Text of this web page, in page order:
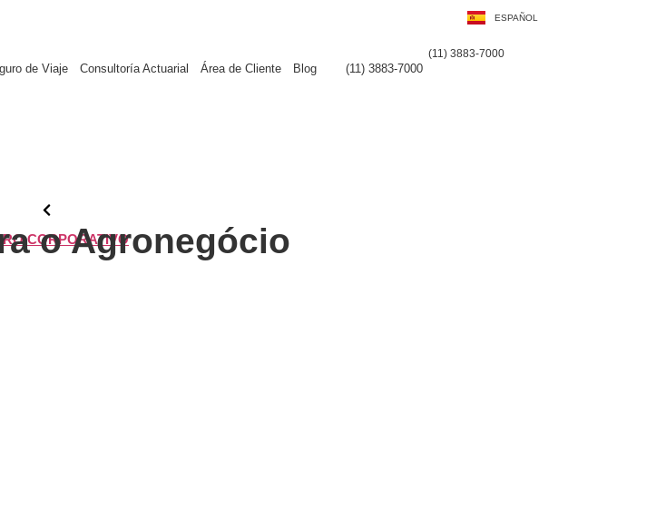
ESPAÑOL
DEUTSCH
de Viaje Consultoría Actuarial Área de Cliente Blog (11) 3883-7000
(11) 3883-7000
CORPORATIVO
o Agronegócio